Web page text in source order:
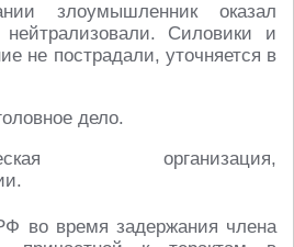
злоумышленник оказал
нейтрализовали. Силовики и
не пострадали, уточняется в
дело.
организация,